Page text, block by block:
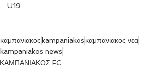
U19
καμπανιακος kampaniakos καμπανιακος νεα
kampaniakos news
ΚΑΜΠΑΝΙΑΚΟΣ FC